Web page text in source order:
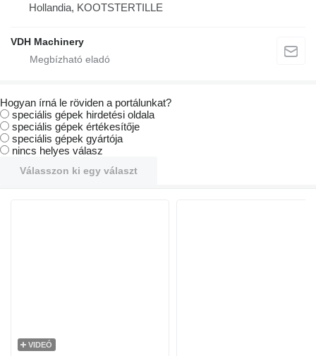
Hollandia, KOOTSTERTILLE
VDH Machinery
Hogyan írná le röviden a portálunkat?
speciális gépek hirdetési oldala
speciális gépek értékesítője
speciális gépek gyártója
nincs helyes válasz
Válasszon ki egy választ
VIDEÓ